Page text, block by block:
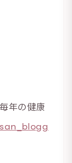
年の健康